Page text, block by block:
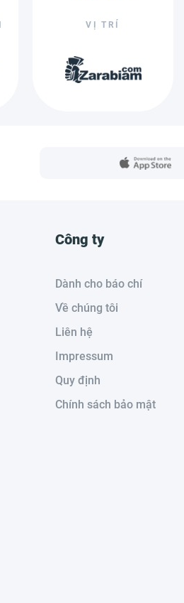
VỊ TRÍ
Công ty
Dành cho báo chí
Về chúng tôi
Liên hệ
Impressum
Quy định
Chính sách bảo mật